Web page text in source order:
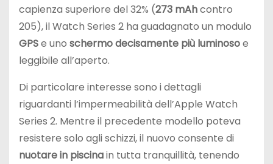
capienza superiore del 32% (273 mAhcontro
205), il Watch Series 2 ha guadagnato un modulo
GPSe uno schermo decisamente più luminosoe
leggibile all’aperto.
Di particolare interesse sono i dettagli
riguardanti l’impermeabilità dell’Apple Watch
Series 2. Mentre il precedente modello poteva
resistere solo agli schizzi, il nuovo consente di
nuotare in piscinain tutta tranquillità, tenendo